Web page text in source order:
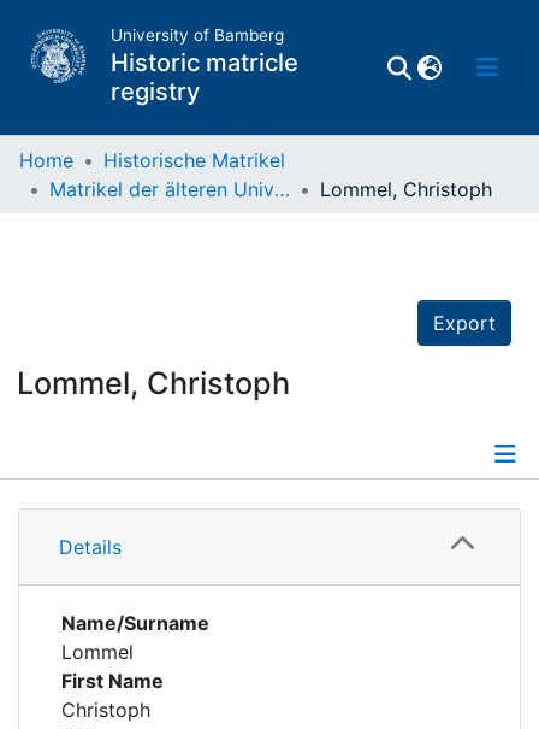
University of Bamberg
Historic matricle
registry
Home
Historische Matrikel
Matrikel der älteren Universität
Lommel, Christoph
Export
Lommel, Christoph
Details
Details
Name/Surname
Lommel
First Name
Christoph